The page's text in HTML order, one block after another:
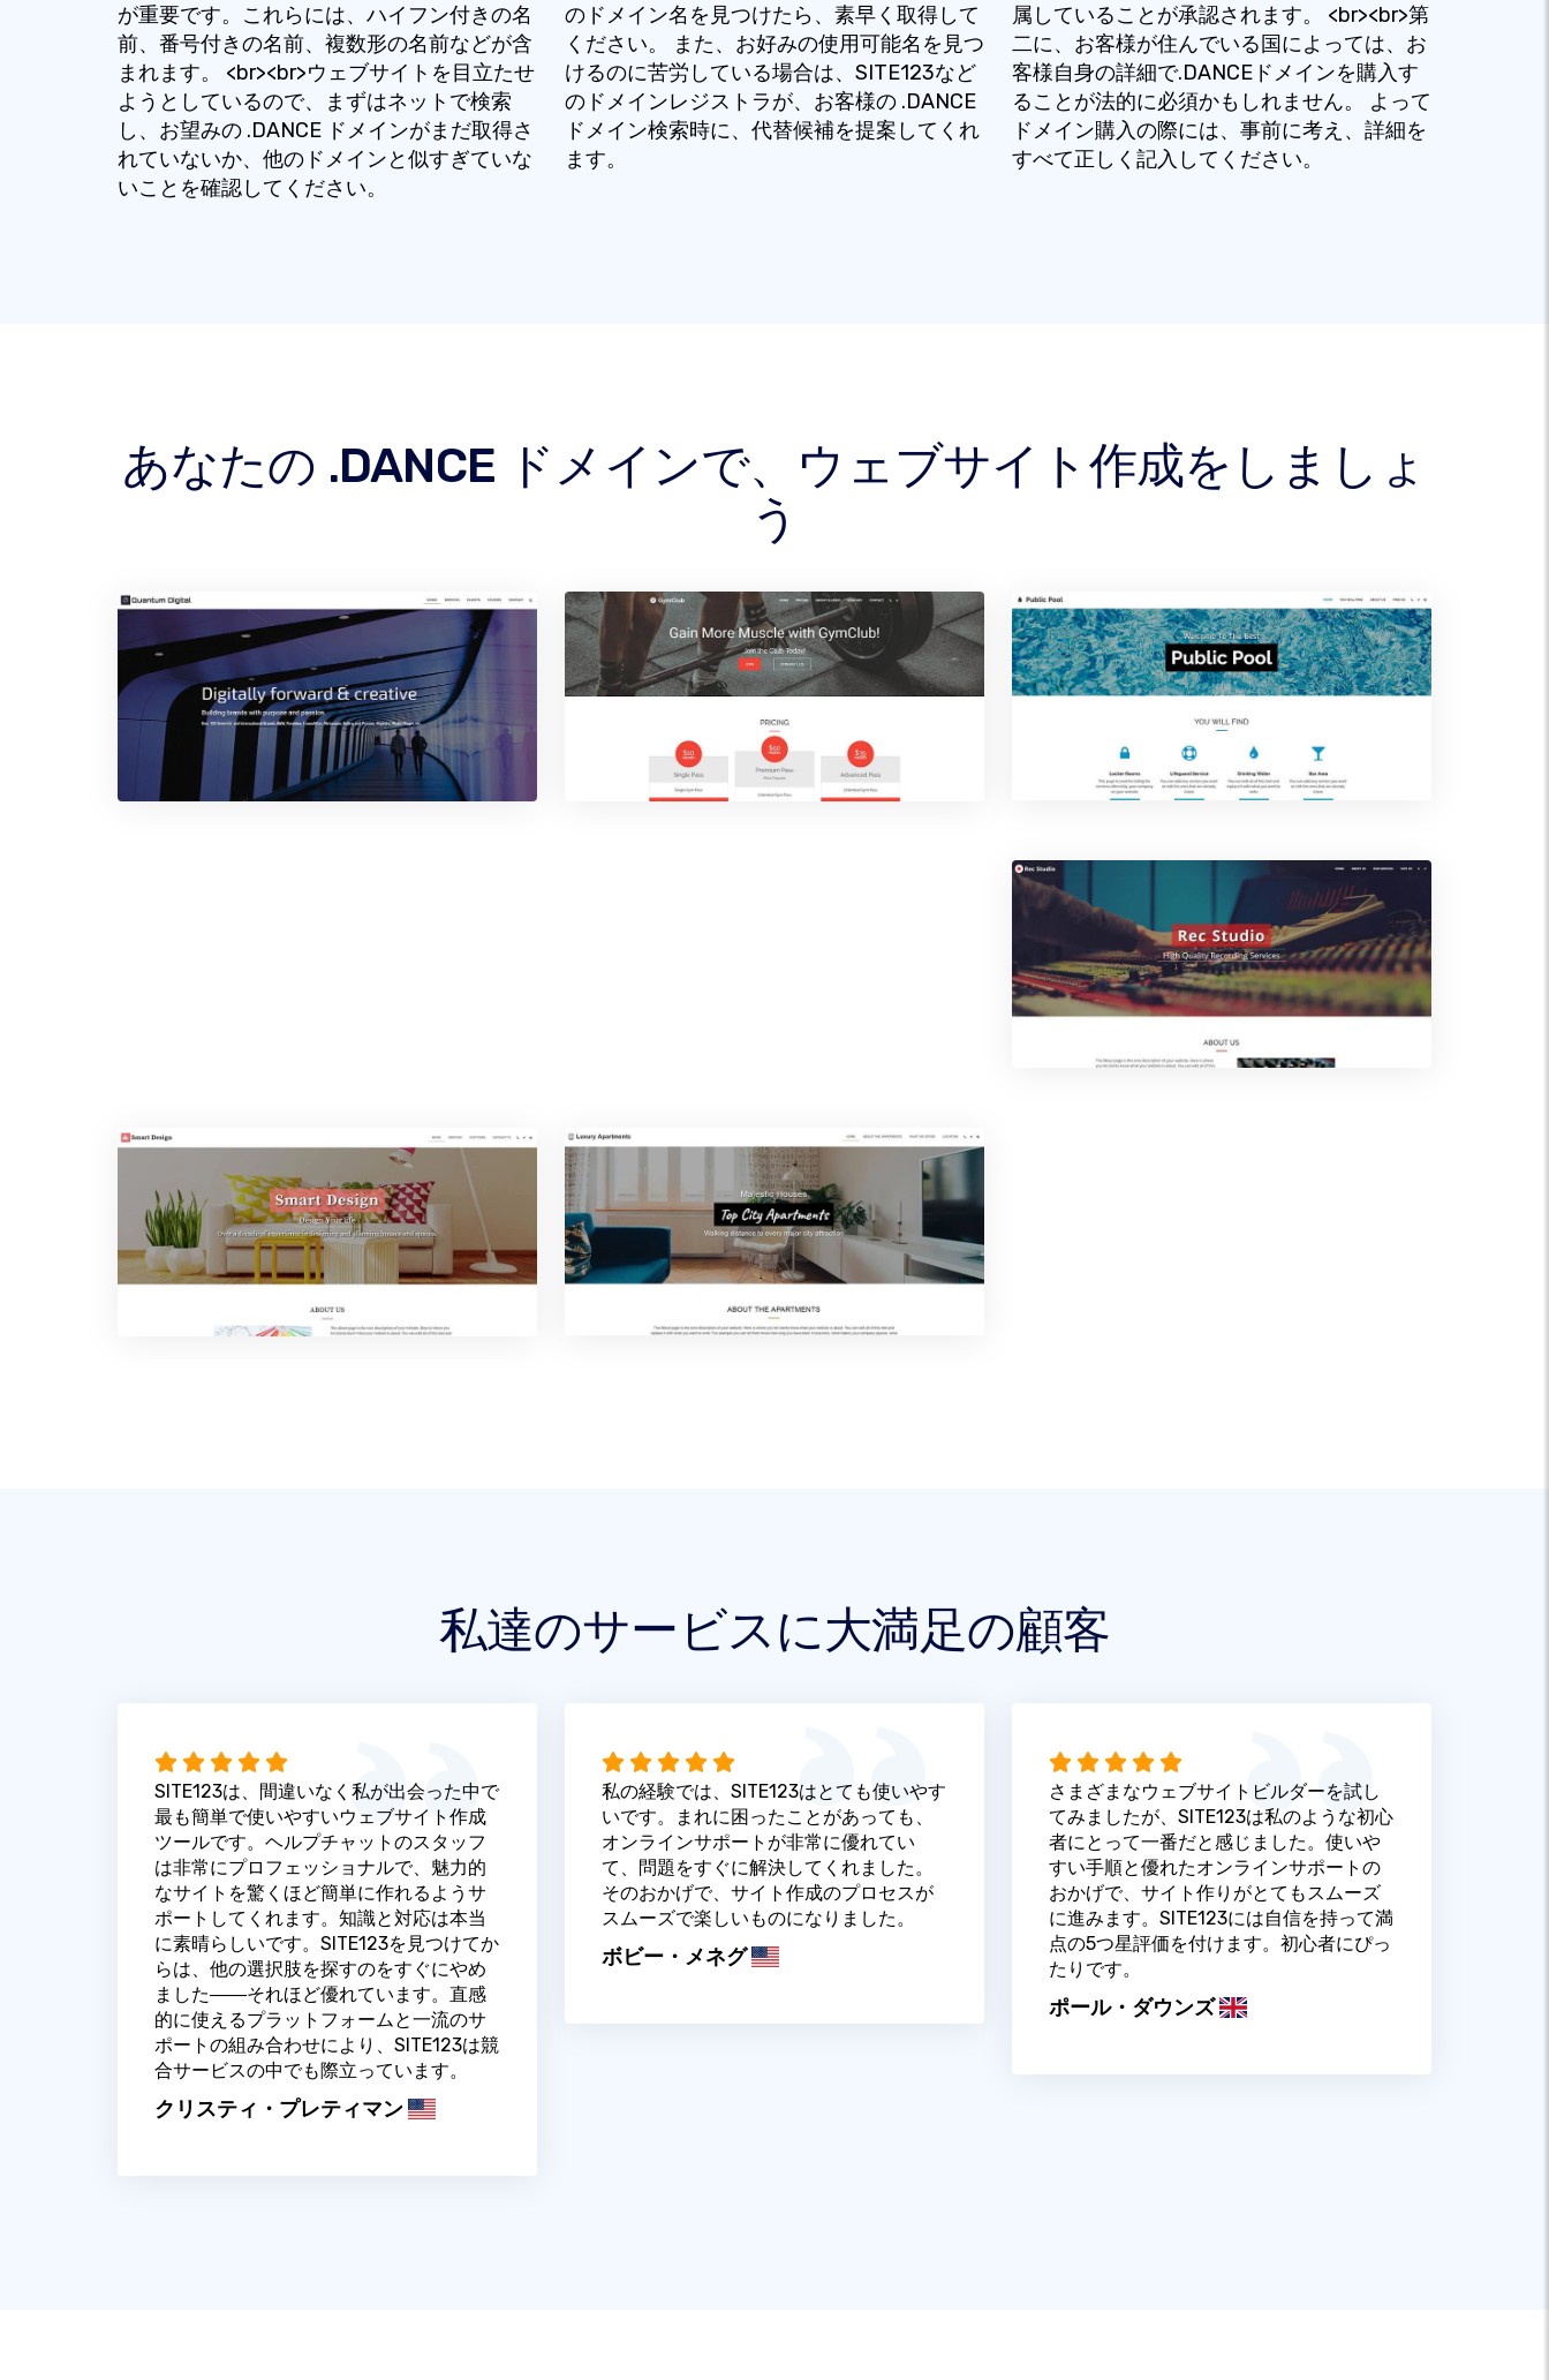
が重要です。これらには、ハイフン付きの名
前、番号付きの名前、複数形の名前などが含
まれます。 <br><br>ウェブサイトを目立たせ
ようとしているので、まずはネットで検索
し、お望みの .DANCE ドメインがまだ取得さ
れていないか、他のドメインと似すぎていな
いことを確認してください。
のドメイン名を見つけたら、素早く取得して
ください。 また、お好みの使用可能名を見つ
けるのに苦労している場合は、SITE123など
のドメインレジストラが、お客様の .DANCE
ドメイン検索時に、代替候補を提案してくれ
ます。
属していることが承認されます。 <br><br>第
二に、お客様が住んでいる国によっては、お
客様自身の詳細で.DANCEドメインを購入す
ることが法的に必須かもしれません。 よって
ドメイン購入の際には、事前に考え、詳細を
すべて正しく記入してください。
あなたの .DANCE ドメインで、ウェブサイト作成をしましょ
う
私達のサービスに大満足の顧客
SITE123は、間違いなく私が出会った中で
最も簡単で使いやすいウェブサイト作成
ツールです。ヘルプチャットのスタッフ
は非常にプロフェッショナルで、魅力的
なサイトを驚くほど簡単に作れるようサ
ポートしてくれます。知識と対応は本当
に素晴らしいです。SITE123を見つけてか
らは、他の選択肢を探すのをすぐにやめ
ました――それほど優れています。直感
的に使えるプラットフォームと一流のサ
ポートの組み合わせにより、SITE123は競
合サービスの中でも際立っています。
クリスティ・プレティマン
私の経験では、SITE123はとても使いやす
いです。まれに困ったことがあっても、
オンラインサポートが非常に優れてい
て、問題をすぐに解決してくれました。
そのおかげで、サイト作成のプロセスが
スムーズで楽しいものになりました。
ボビー・メネグ
さまざまなウェブサイトビルダーを試し
てみましたが、SITE123は私のような初心
者にとって一番だと感じました。使いや
すい手順と優れたオンラインサポートの
おかげで、サイト作りがとてもスムーズ
に進みます。SITE123には自信を持って満
点の5つ星評価を付けます。初心者にぴっ
たりです。
ポール・ダウンズ